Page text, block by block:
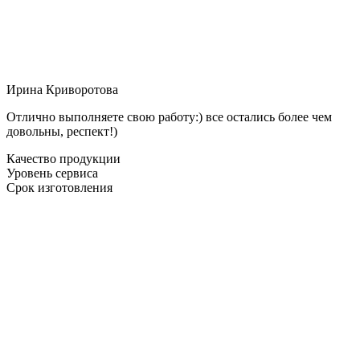
Ирина Криворотова
Отлично выполняете свою работу:) все остались более чем
довольны, респект!)
Качество продукции
Уровень сервиса
Срок изготовления